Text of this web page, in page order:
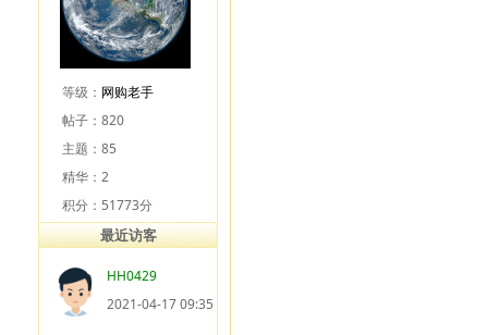
等级： 网购老手
帖子：820
主题：85
精华：2
积分：51773分
最近访客
HH0429
2021-04-17 09:35